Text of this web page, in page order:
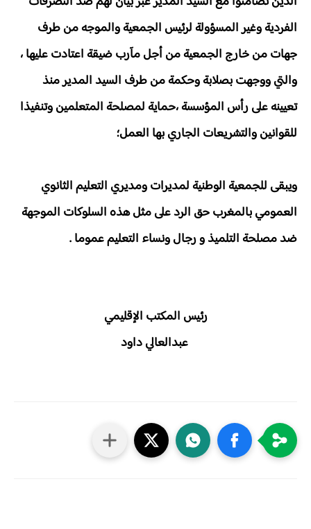
الفردية وغير المسؤولة لرئيس الجمعية والموجه من طرف
جهات من خارج الجمعية من أجل مآرب ضيقة اعتادت عليها ،
والتي ووجهت بصلابة وحكمة من طرف السيد المدير منذ
تعيينه على رأس المؤسسة ،حماية لمصلحة المتعلمين وتنفيذا
للقوانين والتشريعات الجاري بها العمل؛
ويبقى للجمعية الوطنية لمديرات ومديري التعليم الثانوي
العمومي بالمغرب حق الرد على مثل هذه السلوكات الموجهة
ضد مصلحة التلميذ و رجال ونساء التعليم عموما .
رئيس المكتب الإقليمي
عبدالعالي داود